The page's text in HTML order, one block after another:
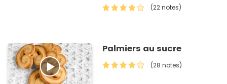
(22 notes)
Palmiers au sucre
(28 notes)